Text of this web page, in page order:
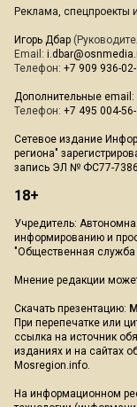
Реклама, спецпроекты
Игорь Дбар
Email:
Телефон: +7 909 936-
Дополнительные email:
Телефон: +7 495 004-56-
Сетевое издание
региона"
запись ЭЛ № ФС77-
18+
Учредитель:
информированию и
"Общественная служба
Мнение редакции
Скачать презентацию:
При перепечатке или
ссылка на источник
изданиях и на сайтах
Mosregion.info.
На информационном